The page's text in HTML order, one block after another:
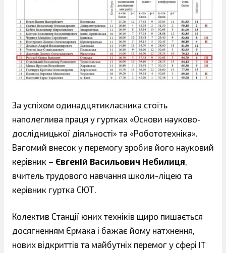
За успіхом одинадцятикласника стоїть
наполеглива праця у гуртках «Основи науково-
дослідницької діяльності» та «Робототехніка».
Вагомий внесок у перемогу зробив його науковий
керівник – Євгеній Васильович Небилиця
вчитель трудового навчання школи-ліцею та
керівник гуртка СЮТ.
Колектив Станції юних техніків щиро пишається
досягненням Єрмака і бажає йому натхнення,
нових відкриттів та майбутніх перемог у сфері IT